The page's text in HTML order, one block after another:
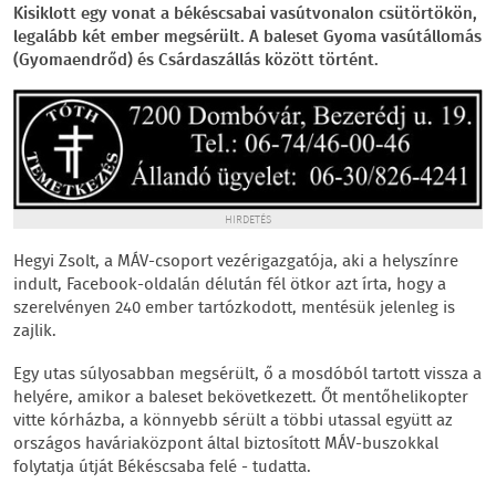
Kisiklott egy vonat a békéscsabai vasútvonalon csütörtökön,
legalább két ember megsérült. A baleset Gyoma vasútállomás
(Gyomaendrőd) és Csárdaszállás között történt.
HIRDETÉS
Hegyi Zsolt, a MÁV-csoport vezérigazgatója, aki a helyszínre
indult, Facebook-oldalán délután fél ötkor azt írta, hogy a
szerelvényen 240 ember tartózkodott, mentésük jelenleg is
zajlik.
Egy utas súlyosabban megsérült, ő a mosdóból tartott vissza a
helyére, amikor a baleset bekövetkezett. Őt mentőhelikopter
vitte kórházba, a könnyebb sérült a többi utassal együtt az
országos haváriaközpont által biztosított MÁV-buszokkal
folytatja útját Békéscsaba felé - tudatta.